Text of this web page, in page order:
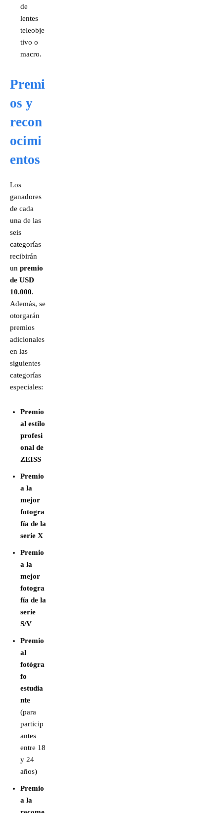
de
lentes
teleobje
tivo o
macro.
Premi
os y
recon
ocimi
entos
Los
ganadores
de cada
una de las
seis
categorías
recibirán
un premio
de USD
10.000.
Además, se
otorgarán
premios
adicionales
en las
siguientes
categorías
especiales:
Premio
al estilo
profesi
onal de
ZEISS
Premio
a la
mejor
fotogra
fía de la
serie X
Premio
a la
mejor
fotogra
fía de la
serie
S/V
Premio
al
fotógra
fo
estudia
nte
(para
particip
antes
entre 18
y 24
años)
Premio
a la